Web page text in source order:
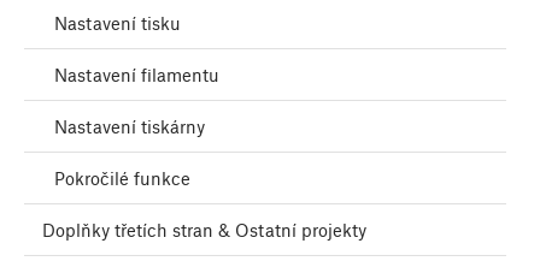
Nastavení tisku
Nastavení filamentu
Nastavení tiskárny
Pokročilé funkce
Doplňky třetích stran & Ostatní projekty